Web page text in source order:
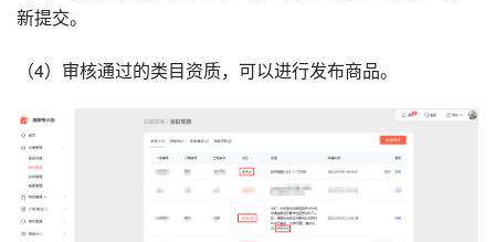
新提交。
（4）审核通过的类目资质，可以进行发布商品。